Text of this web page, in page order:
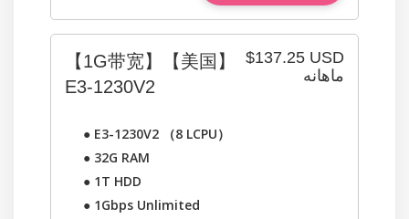
$137.25 USD
ماهانه
【1G带宽】【美国】
E3-1230V2
● E3-1230V2 （8 LCPU）
● 32G RAM
● 1T HDD
● 1Gbps Unlimited